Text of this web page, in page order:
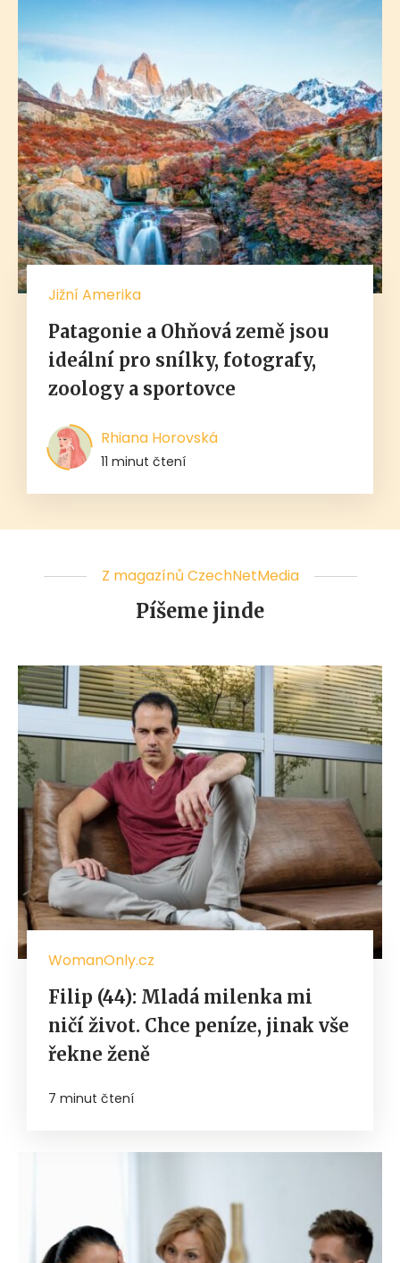
Jižní Amerika
Patagonie a Ohňová země jsou
ideální pro snílky, fotografy,
zoology a sportovce
Rhiana Horovská
11 minut čtení
Z magazínů CzechNetMedia
Píšeme jinde
WomanOnly.cz
Filip (44): Mladá milenka mi
ničí život. Chce peníze, jinak vše
řekne ženě
7 minut čtení